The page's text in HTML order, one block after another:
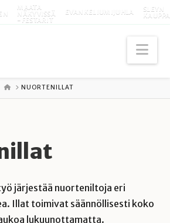
MAATA
NÄKYVISSÄ
-FESTARIT
EVANKELIUMIJUHLA SLEYN
KAUPPA
ETUSIVU
NUORTENILLAT
järjestää nuorteniltoja eri
Illat toimivat säännöllisesti koko
lukuunottamatta.